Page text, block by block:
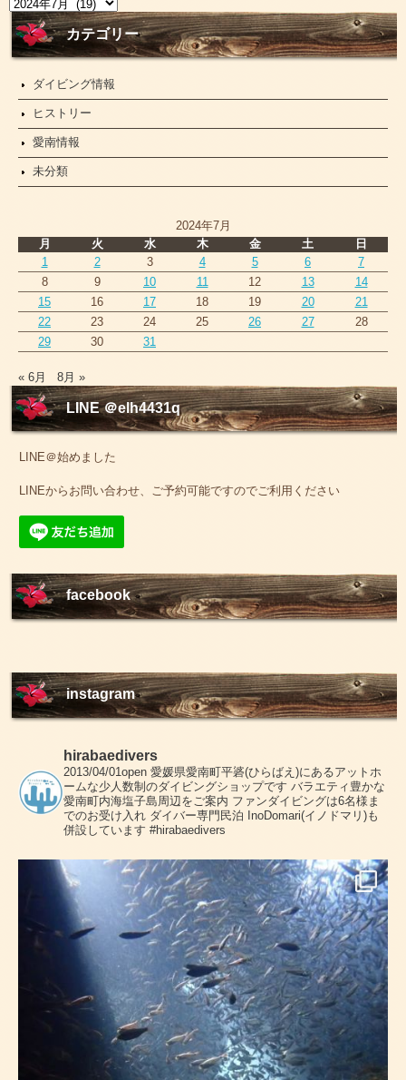
ュ
ー
カテゴリー
ダイビング情報
ヒストリー
愛南情報
未分類
2024年7月
月
火 水 木 金 土
日
1
2 3 4 5 6
7
8
9 10 11 12 13
14
15
16 17 18 19 20
21
22
23 24 25 26 27
28
29
30 31
« 6月 8月 »
LINE ＠elh4431q
LINE＠始めました
LINEからお問い合わせ、ご予約可能ですのでご利用ください
facebook
instagram
hirabaedivers
2013/04/01open 愛媛県愛南町平碆(ひらばえ)にあるアットホ
ームな少人数制のダイビングショップです バラエティ豊かな
愛南町内海塩子島周辺をご案内 ファンダイビングは6名様ま
でのお受け入れ ダイバー専門民泊 InoDomari(イノドマリ)も
併設しています #hirabaedivers